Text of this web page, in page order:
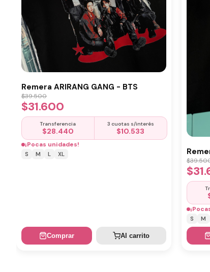
Remera ARIRANG GANG - BTS
$39.500
$31.600
Transferencia
$28.440
3 cuotas s/interés
$10.533
¡Pocas unidades!
S M L XL
Comprar Al carrito
$
$
S M